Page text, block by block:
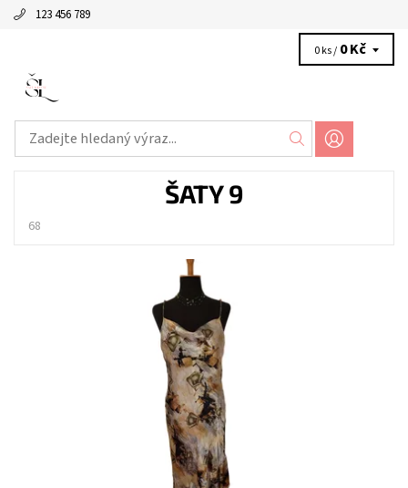
123 456 789
0 ks / 0 Kč
ŠATY 9
68